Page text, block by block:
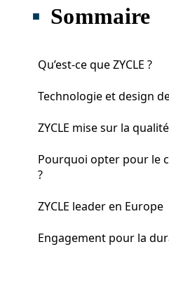
Sommaire
Qu’est-ce que ZYCLE ?
Technologie et design de
ZYCLE mise sur la qualité
Pourquoi opter pour le
?
ZYCLE leader en Europe
Engagement pour la